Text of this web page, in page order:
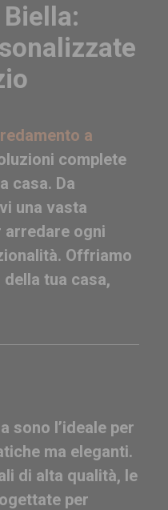
a
complete
casa. Da
una vasta
arredare ogni
Offriamo
tua casa,
sono l’ideale per
ma eleganti.
di alta qualità, le
per